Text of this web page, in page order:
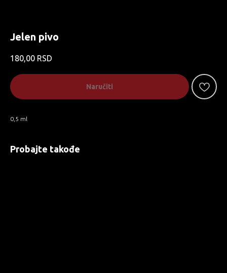
Jelen pivo
180,00 RSD
Naručiti
0,5 ml
Probajte takođe